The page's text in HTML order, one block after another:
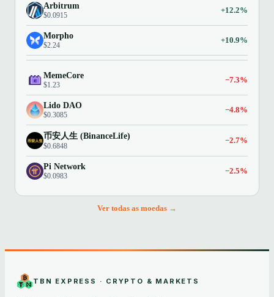
Arbitrum
$0.0915
+12.2%
Morpho
$2.24
+10.9%
MemeCore
$1.23
−7.3%
Lido DAO
$0.3085
−4.8%
币安人生 (BinanceLife)
$0.6848
−2.7%
Pi Network
$0.0983
−2.5%
Ver todas as moedas →
TBN EXPRESS · CRYPTO & MARKETS